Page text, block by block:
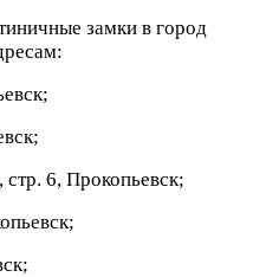
замки в город
6, Прокопьевск;